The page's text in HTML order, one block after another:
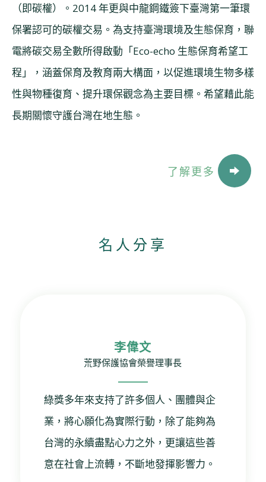
（即碳權）。2014 年更與中龍鋼鐵簽下臺灣第一筆環
保署認可的碳權交易。為支持臺灣環境及生態保育，聯
電將碳交易全數所得啟動「Eco-echo 生態保育希望工
程」，涵蓋保育及教育兩大構面，以促進環境生物多樣
性與物種復育、提升環保觀念為主要目標。希望藉此能
長期關懷守護台灣在地生態。
了解更多
名人分享
李偉文
荒野保護協會榮譽理事長
綠獎多年來支持了許多個人、團體與企
業，將心願化為實際行動，除了能夠為
台灣的永續盡點心力之外，更讓這些善
意在社會上流轉，不斷地發揮影響力。